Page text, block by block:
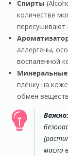
Спирты
количестве
аллергены,
воспаленной
пленку на
обмен
Важно:
масла